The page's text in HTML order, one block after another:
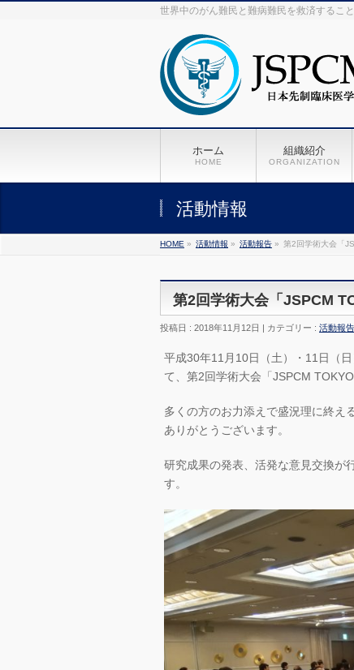
世界中のがん難民と難病難民を救済するこ
ホーム
HOME
組織紹介
ORGANIZATION
活動情報
HOME » 活動情報 » 活動報告 » 第2回学術大会「
第2回学術大会「JSPCM
投稿日 : 2018年11月12日 カテゴリー : 活動報告
平成30年11月10日（土）・11日（
て、第2回学術大会「JSPCM
多くの方のお力添えで盛況理に終え
ありがとうございます。
研究成果の発表、活発な意見交換が
す。